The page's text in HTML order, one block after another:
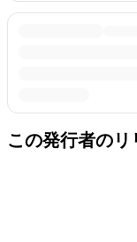
この発行者のリ